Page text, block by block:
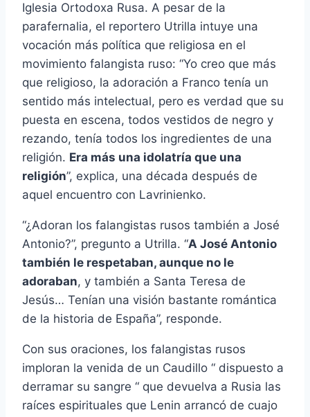
Iglesia Ortodoxa Rusa. A pesar de la
parafernalia, el reportero Utrilla intuye una
vocación más política que religiosa en el
movimiento falangista ruso: “Yo creo que más
que religioso, la adoración a Franco tenía un
sentido más intelectual, pero es verdad que su
puesta en escena, todos vestidos de negro y
rezando, tenía todos los ingredientes de una
religión. Era más una idolatría que una
religión”, explica, una década después de
aquel encuentro con Lavrinienko.
“¿Adoran los falangistas rusos también a José
Antonio?”, pregunto a Utrilla. “A José Antonio
también le respetaban, aunque no le
adoraban, y también a Santa Teresa de
Jesús… Tenían una visión bastante romántica
de la historia de España”, responde.
Con sus oraciones, los falangistas rusos
imploran la venida de un Caudillo “ dispuesto a
derramar su sangre “ que devuelva a Rusia las
raíces espirituales que Lenin arrancó de cuajo